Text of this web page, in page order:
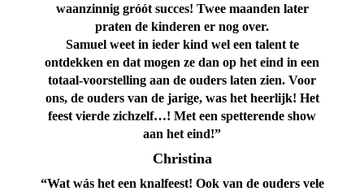
waanzinnig gróót succes! Twee maanden later
praten de kinderen er nog over.
Samuel weet in ieder kind wel een talent te
ontdekken en dat mogen ze dan op het eind in een
totaal-voorstelling aan de ouders laten zien. Voor
ons, de ouders van de jarige, was het heerlijk! Het
feest vierde zichzelf…! Met een spetterende show
aan het eind!”
Christina
“Wat wás het een knalfeest! Ook van de ouders vele